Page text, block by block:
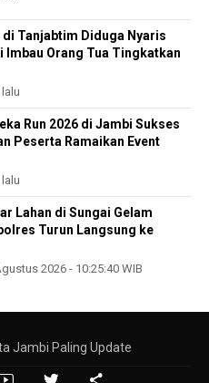
di Tanjabtim Diduga Nyaris
Imbau Orang Tua Tingkatkan
Run 2026 di Jambi Sukses
Peserta Ramaikan Event
Lahan di Sungai Gelam
Turun Langsung ke
2026 - 10:25:40 WIB
Jambi Paling Update